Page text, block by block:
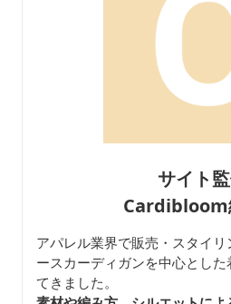
サイト
Cardibloom
アパレル業界で販売・スタイ
ースカーディガンを中心とし
てきました。